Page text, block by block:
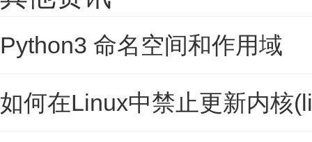
Python3 命名空间和作用域
如何在Linux中禁止更新内核